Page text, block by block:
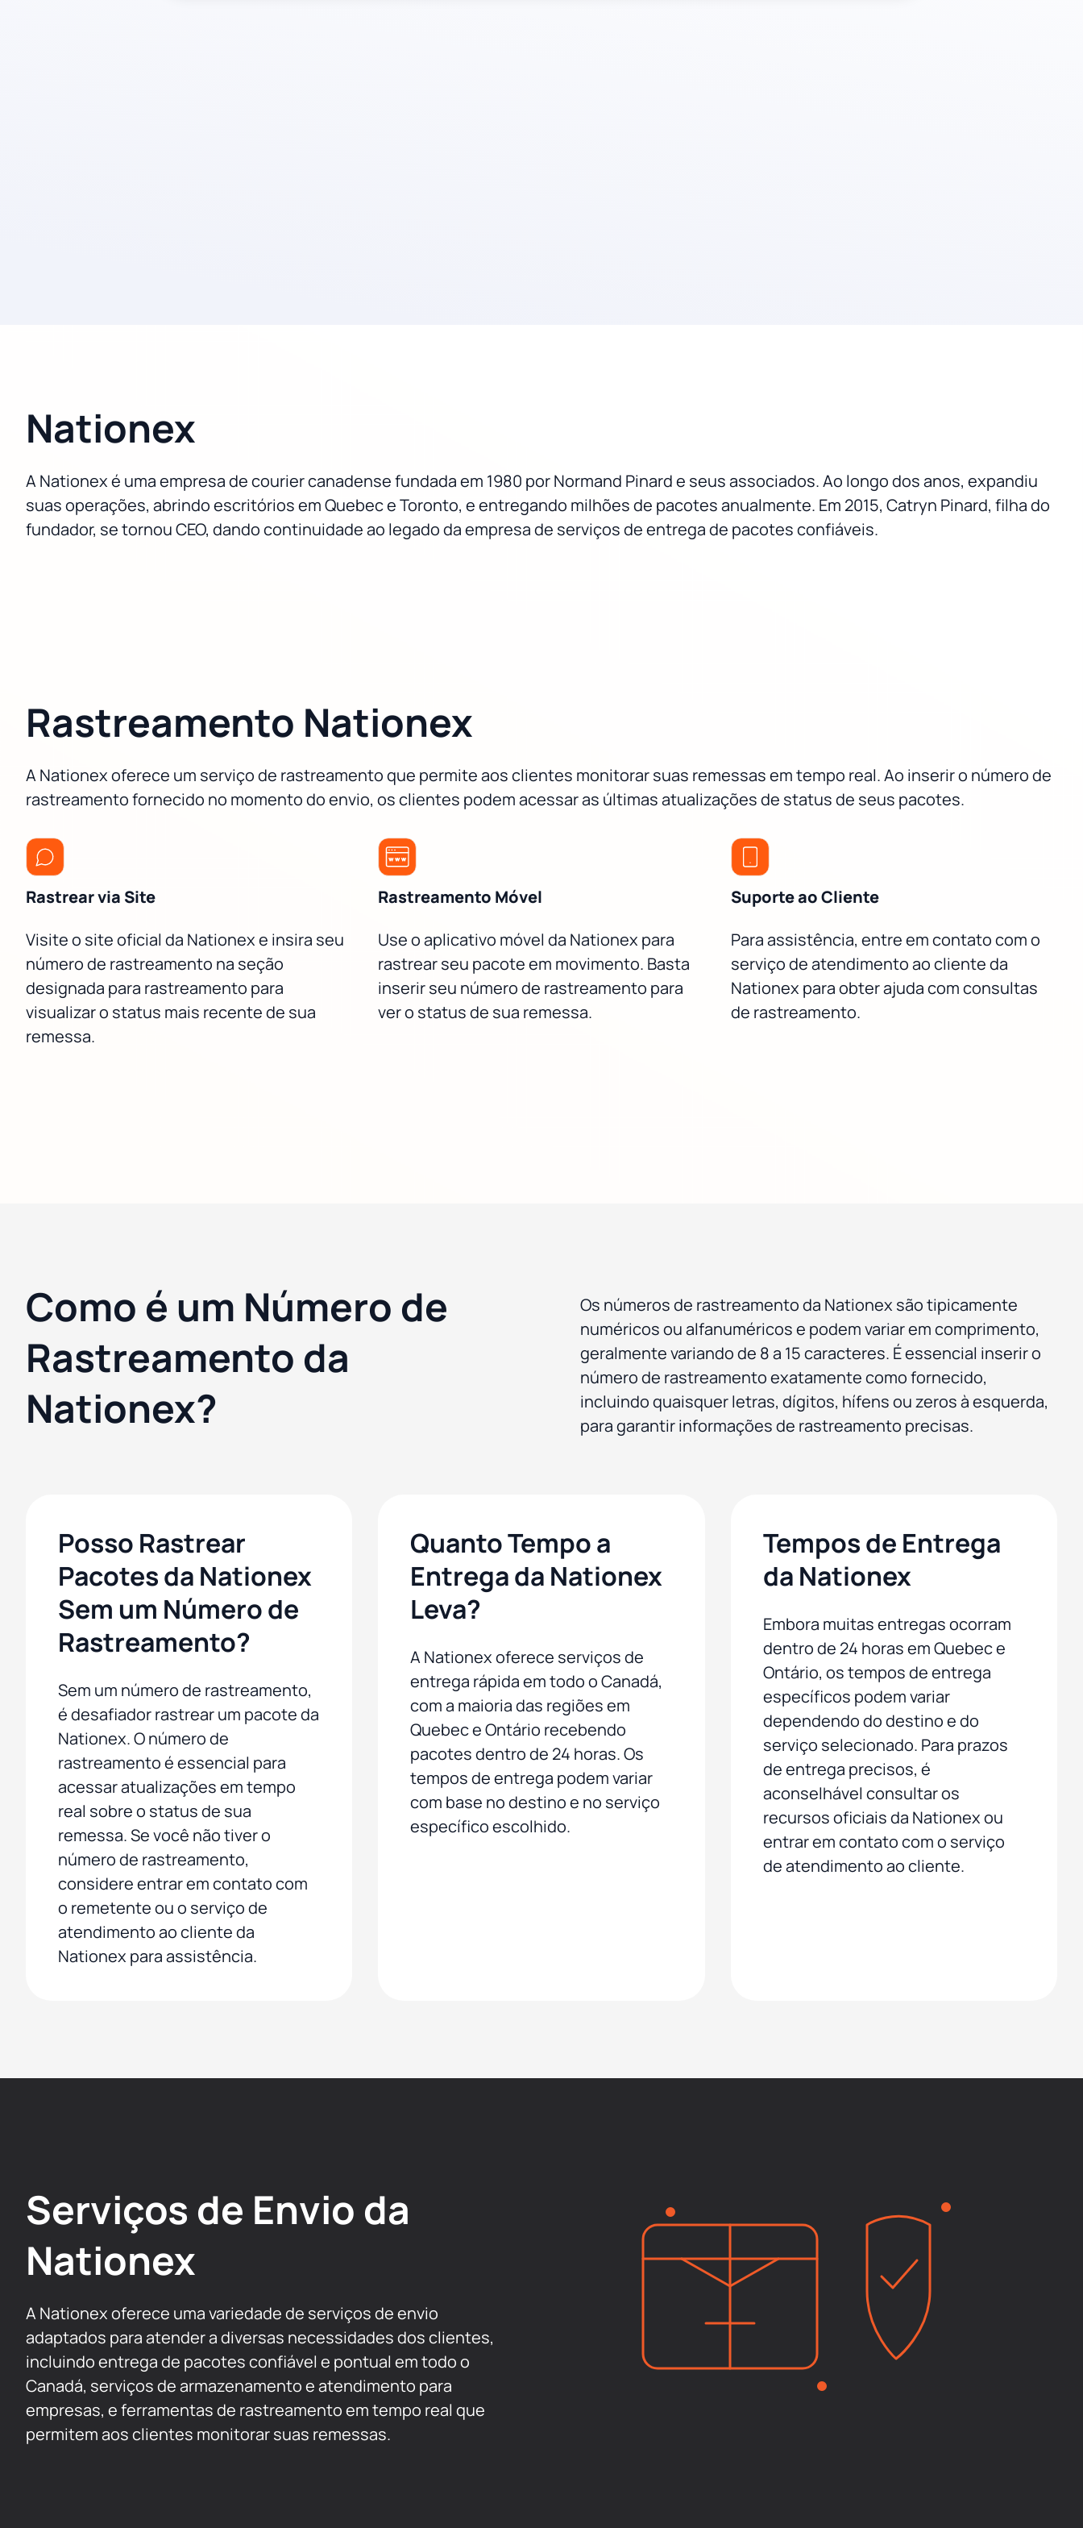
Nationex
A Nationex é uma empresa de courier canadense fundada em 1980 por Normand Pinard e seus associados. Ao longo dos anos, expandiu
suas operações, abrindo escritórios em Quebec e Toronto, e entregando milhões de pacotes anualmente. Em 2015, Catryn Pinard, filha do
fundador, se tornou CEO, dando continuidade ao legado da empresa de serviços de entrega de pacotes confiáveis.
Rastreamento Nationex
A Nationex oferece um serviço de rastreamento que permite aos clientes monitorar suas remessas em tempo real. Ao inserir o número de
rastreamento fornecido no momento do envio, os clientes podem acessar as últimas atualizações de status de seus pacotes.
Rastrear via Site
Visite o site oficial da Nationex e insira seu
número de rastreamento na seção
designada para rastreamento para
visualizar o status mais recente de sua
remessa.
Rastreamento Móvel
Use o aplicativo móvel da Nationex para
rastrear seu pacote em movimento. Basta
inserir seu número de rastreamento para
ver o status de sua remessa.
Suporte ao Cliente
Para assistência, entre em contato com o
serviço de atendimento ao cliente da
Nationex para obter ajuda com consultas
de rastreamento.
Como é um Número de
Rastreamento da
Nationex?
Os números de rastreamento da Nationex são tipicamente
numéricos ou alfanuméricos e podem variar em comprimento,
geralmente variando de 8 a 15 caracteres. É essencial inserir o
número de rastreamento exatamente como fornecido,
incluindo quaisquer letras, dígitos, hífens ou zeros à esquerda,
para garantir informações de rastreamento precisas.
Posso Rastrear
Pacotes da Nationex
Sem um Número de
Rastreamento?
Sem um número de rastreamento,
é desafiador rastrear um pacote da
Nationex. O número de
rastreamento é essencial para
acessar atualizações em tempo
real sobre o status de sua
remessa. Se você não tiver o
número de rastreamento,
considere entrar em contato com
o remetente ou o serviço de
atendimento ao cliente da
Nationex para assistência.
Quanto Tempo a
Entrega da Nationex
Leva?
A Nationex oferece serviços de
entrega rápida em todo o Canadá,
com a maioria das regiões em
Quebec e Ontário recebendo
pacotes dentro de 24 horas. Os
tempos de entrega podem variar
com base no destino e no serviço
específico escolhido.
Tempos de Entrega
da Nationex
Embora muitas entregas ocorram
dentro de 24 horas em Quebec e
Ontário, os tempos de entrega
específicos podem variar
dependendo do destino e do
serviço selecionado. Para prazos
de entrega precisos, é
aconselhável consultar os
recursos oficiais da Nationex ou
entrar em contato com o serviço
de atendimento ao cliente.
Serviços de Envio da
Nationex
A Nationex oferece uma variedade de serviços de envio
adaptados para atender a diversas necessidades dos clientes,
incluindo entrega de pacotes confiável e pontual em todo o
Canadá, serviços de armazenamento e atendimento para
empresas, e ferramentas de rastreamento em tempo real que
permitem aos clientes monitorar suas remessas.